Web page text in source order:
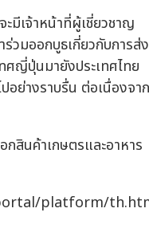
มีเจ้าหน้าที่ผู้เชี่ยวชาญ
วมออกบูธเกี่ยวกับการส่ง
ศญี่ปุ่นมายังประเทศไทย
อย่างราบรื่น ต่อเนื่องจาก
สินค้าเกษตรและอาหาร
platform/